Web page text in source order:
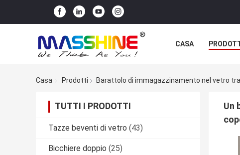
CASA
Casa Prodotti Barattolo di immagazzinamento nel vetro
TUTTI I PRODOTTI
Tazze beventi di vetro (43)
Bicchiere doppio (25)
Un